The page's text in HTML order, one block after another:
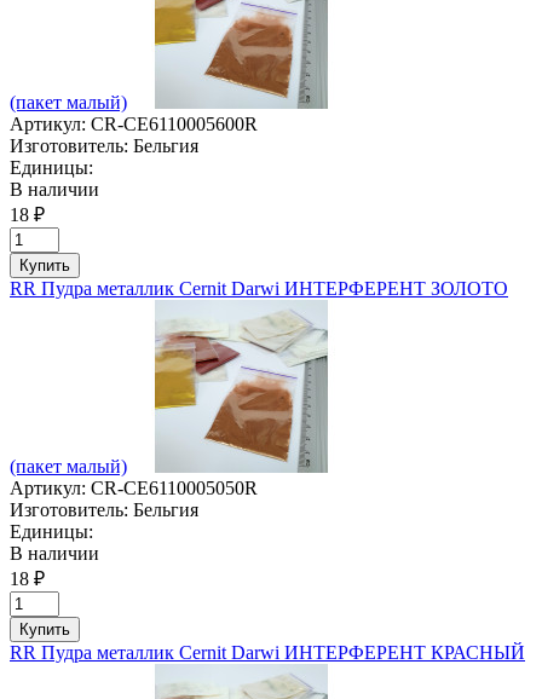
(пакет малый)
Артикул: CR-CE6110005600R
Изготовитель: Бельгия
Единицы:
В наличии
18 ₽
Купить
RR Пудра металлик Cernit Darwi ИНТЕРФЕРЕНТ ЗОЛОТО
(пакет малый)
Артикул: CR-CE6110005050R
Изготовитель: Бельгия
Единицы:
В наличии
18 ₽
Купить
RR Пудра металлик Cernit Darwi ИНТЕРФЕРЕНТ КРАСНЫЙ